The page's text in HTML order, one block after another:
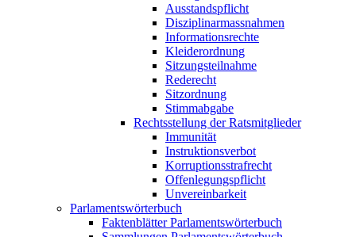
Ausstandspflicht
Disziplinarmassnahmen
Informationsrechte
Kleiderordnung
Sitzungsteilnahme
Rederecht
Sitzordnung
Stimmabgabe
Rechtsstellung der Ratsmitglieder
Immunität
Instruktionsverbot
Korruptionsstrafrecht
Offenlegungspflicht
Unvereinbarkeit
Parlamentswörterbuch
Faktenblätter Parlamentswörterbuch